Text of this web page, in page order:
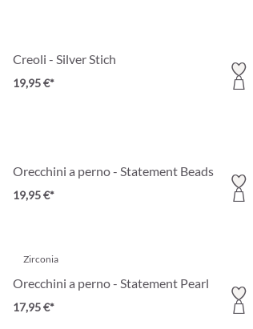
Creoli - Silver Stich
19,95 €*
Orecchini a perno - Statement Beads
19,95 €*
Zirconia
Orecchini a perno - Statement Pearl
17,95 €*